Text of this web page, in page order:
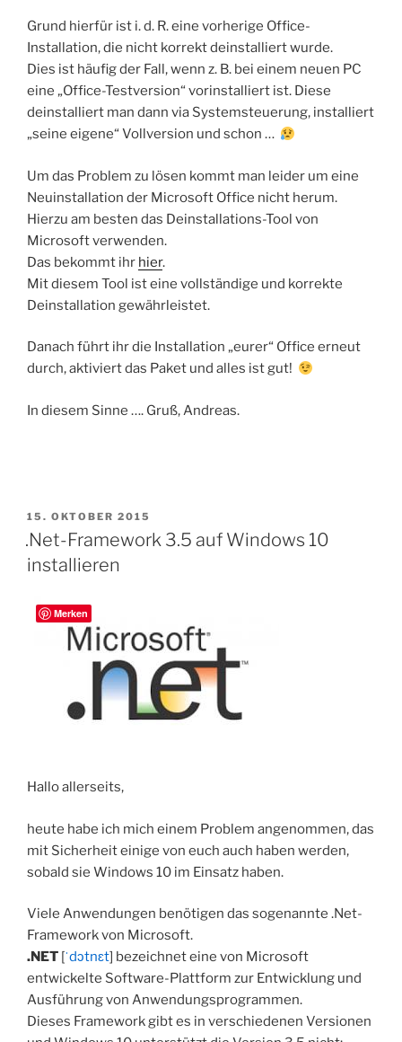
Grund hierfür ist i. d. R. eine vorherige Office-
Installation, die nicht korrekt deinstalliert wurde.
Dies ist häufig der Fall, wenn z. B. bei einem neuen PC
eine „Office-Testversion“ vorinstalliert ist. Diese
deinstalliert man dann via Systemsteuerung, installiert
„seine eigene“ Vollversion und schon …
Um das Problem zu lösen kommt man leider um eine
Neuinstallation der Microsoft Office nicht herum.
Hierzu am besten das Deinstallations-Tool von
Microsoft verwenden.
Das bekommt ihr hier.
Mit diesem Tool ist eine vollständige und korrekte
Deinstallation gewährleistet.
Danach führt ihr die Installation „eurer“ Office erneut
durch, aktiviert das Paket und alles ist gut!
In diesem Sinne …. Gruß, Andreas.
VERÖFFENTLICHT
AM
15. OKTOBER 2015
.Net-Framework 3.5 auf Windows 10
installieren
Hallo allerseits,
heute habe ich mich einem Problem angenommen, das
mit Sicherheit einige von euch auch haben werden,
sobald sie Windows 10 im Einsatz haben.
Viele Anwendungen benötigen das sogenannte .Net-
Framework von Microsoft.
.NET [ˈdɔtnɛt] bezeichnet eine von Microsoft
entwickelte Software-Plattform zur Entwicklung und
Ausführung von Anwendungsprogrammen.
Dieses Framework gibt es in verschiedenen Versionen
Merken